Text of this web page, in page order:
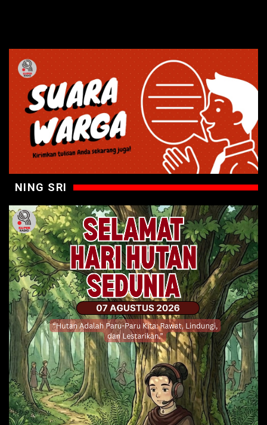
NING SRI